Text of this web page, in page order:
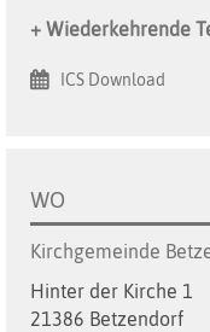
+ Wiederkehrende
ICS Download
WO
Kirchgemeinde
Hinter der Kirche 1
21386 Betzendorf